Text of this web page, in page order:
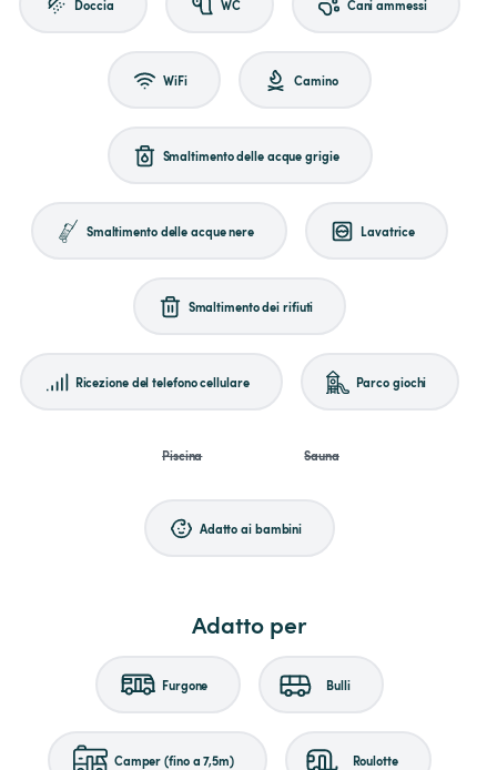
Doccia WC Cani ammessi
WiFi Camino
Smaltimento delle acque grigie
Smaltimento delle acque nere Lavatrice
Smaltimento dei rifiuti
Ricezione del telefono cellulare Parco giochi
Piscina Sauna
Adatto ai bambini
Adatto per
Furgone Bulli
Camper (fino a 7,5m) Roulotte